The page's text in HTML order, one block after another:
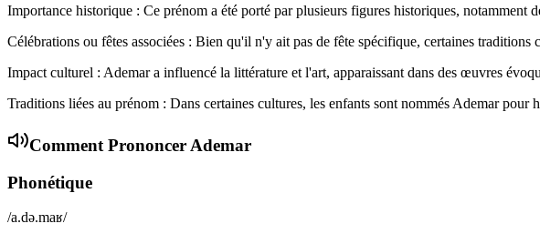
Importance historique : Ce prénom a été porté par plusieurs figures historiques, notamment
Célébrations ou fêtes associées : Bien qu'il n'y ait pas de fête spécifique, certaines traditions
Impact culturel : Ademar a influencé la littérature et l'art, apparaissant dans des œuvres
Traditions liées au prénom : Dans certaines cultures, les enfants sont nommés Ademar pour
Comment Prononcer Ademar
Phonétique
/a.də.maʁ/